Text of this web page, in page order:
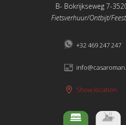
B- Bokrijkseweg 7-
Fietsverhuur/Ontbijt/
+32 469 247 247
Show location